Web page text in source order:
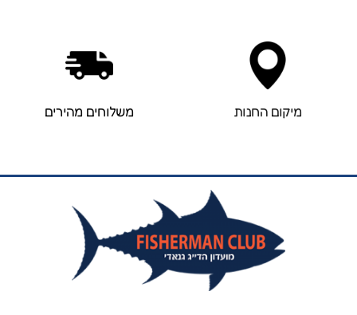
מיקום החנות משלוחים מהירים